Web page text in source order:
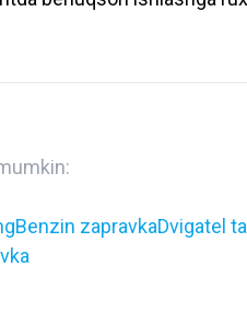
Benzin zapravkaDvigatel